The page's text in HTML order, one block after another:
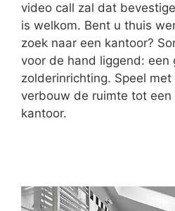
video call zal dat
is welkom. Bent u thuis
zoek naar een kantoor?
voor de hand liggend: een
zolderinrichting. Speel
verbouw de ruimte tot een
kantoor.